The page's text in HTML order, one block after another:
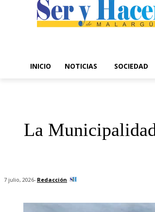
INICIO NOTICIAS SOCIEDAD
La
7 julio, 2026- Redacción